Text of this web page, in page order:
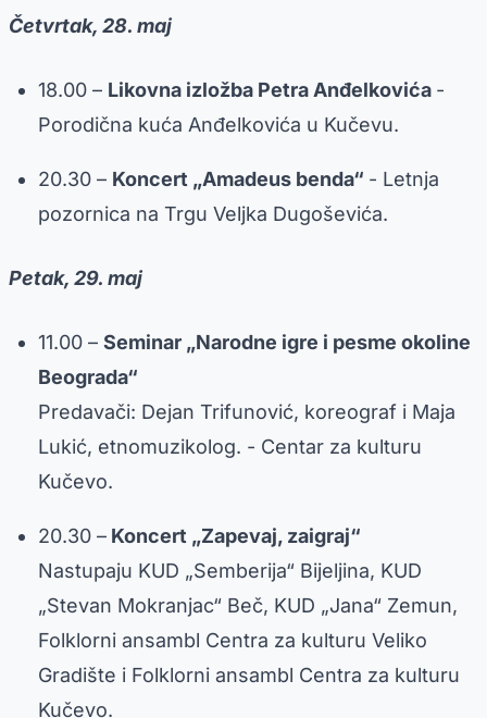
Četvrtak, 28. maj
18.00 – Likovna izložba Petra Anđelkovića -
Porodična kuća Anđelkovića u Kučevu.
20.30 – Koncert „Amadeus benda“ - Letnja
pozornica na Trgu Veljka Dugoševića.
Petak, 29. maj
11.00 – Seminar „Narodne igre i pesme okoline
Beograda“
Predavači: Dejan Trifunović, koreograf i Maja
Lukić, etnomuzikolog. - Centar za kulturu
Kučevo.
20.30 – Koncert „Zapevaj, zaigraj“
Nastupaju KUD „Semberija“ Bijeljina, KUD
„Stevan Mokranjac“ Beč, KUD „Jana“ Zemun,
Folklorni ansambl Centra za kulturu Veliko
Gradište i Folklorni ansambl Centra za kulturu
Kučevo.